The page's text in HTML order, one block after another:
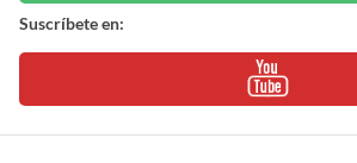
Suscríbete en: